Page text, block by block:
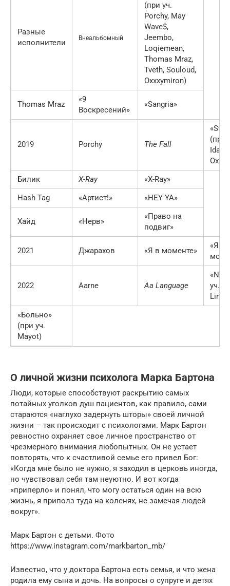
Разные
исполнители
Внеальбомный
(при уч.
Porchy, May
Wave$,
Jeembo,
Loqiemean,
Thomas Mraz,
Tveth, Souloud,
Oxxxymiron)
Thomas Mraz
«9
Воскресений»
«Sangria»
2019 Porchy The Fall
(при
Idan,
Билик
X-Ray
«X-Ray»
Hash Tag
«Артист!» «HEY YA»
Хайд «Нерв»
«Право на
подвиг»
2021 Джарахов «Я в моменте»
«Я в
2022 Aarne Aa Language
уч.
«Больно»
(при уч.
Mayot)
О личной жизни психолога Марка Бартона
Люди, которые способствуют раскрытию самых
потайных уголков душ пациентов, как правило, сами
стараются «наглухо задернуть шторы» своей личной
жизни – так происходит с психологами. Марк Бартон
ревностно охраняет свое личное пространство от
чрезмерного внимания любопытных. Он не устает
повторять, что к счастливой семье его привел Бог:
«Когда мне было не нужно, я заходил в церковь иногда,
но чувствовал себя там неуютно. И вот когда
«приперло» и понял, что могу остаться один на всю
жизнь, я приполз туда на коленях, не замечая людей
вокруг».
Марк Бартон с детьми. Фото
https://www.instagram.com/markbarton_mb/
Известно, что у доктора Бартона есть семья, и что жена
родила ему сына и дочь. На вопросы о супруге и детях